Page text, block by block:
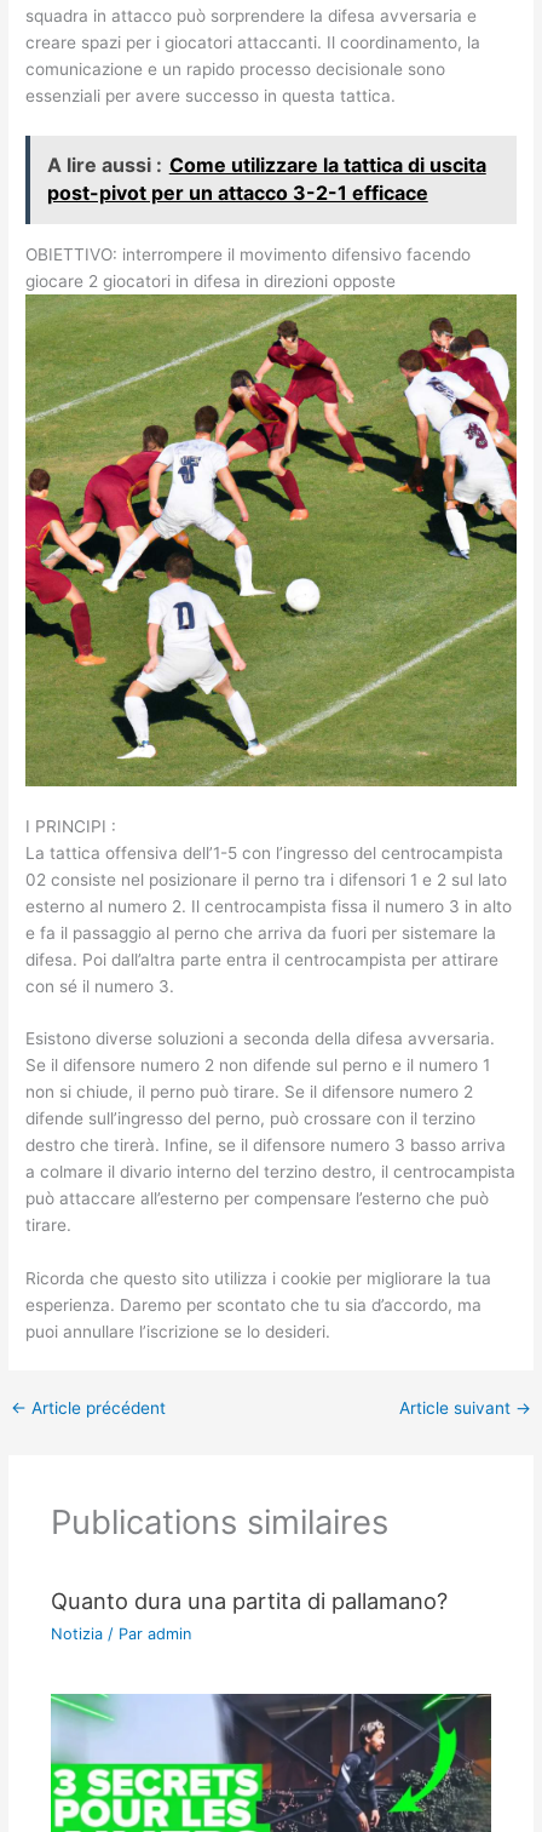
squadra in attacco può sorprendere la difesa avversaria e
creare spazi per i giocatori attaccanti. Il coordinamento, la
comunicazione e un rapido processo decisionale sono
essenziali per avere successo in questa tattica.
A lire aussi : Come utilizzare la tattica di uscita
post-pivot per un attacco 3-2-1 efficace
OBIETTIVO: interrompere il movimento difensivo facendo
giocare 2 giocatori in difesa in direzioni opposte
I PRINCIPI :
La tattica offensiva dell’1-5 con l’ingresso del centrocampista
02 consiste nel posizionare il perno tra i difensori 1 e 2 sul lato
esterno al numero 2. Il centrocampista fissa il numero 3 in alto
e fa il passaggio al perno che arriva da fuori per sistemare la
difesa. Poi dall’altra parte entra il centrocampista per attirare
con sé il numero 3.
Esistono diverse soluzioni a seconda della difesa avversaria.
Se il difensore numero 2 non difende sul perno e il numero 1
non si chiude, il perno può tirare. Se il difensore numero 2
difende sull’ingresso del perno, può crossare con il terzino
destro che tirerà. Infine, se il difensore numero 3 basso arriva
a colmare il divario interno del terzino destro, il centrocampista
può attaccare all’esterno per compensare l’esterno che può
tirare.
Ricorda che questo sito utilizza i cookie per migliorare la tua
esperienza. Daremo per scontato che tu sia d’accordo, ma
puoi annullare l’iscrizione se lo desideri.
← Article précédent Article suivant →
Publications similaires
Quanto dura una partita di pallamano?
Notizia/ Par admin